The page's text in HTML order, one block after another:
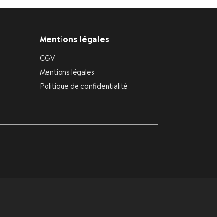
Mentions légales
CGV
Mentions légales
Politique de confidentialité